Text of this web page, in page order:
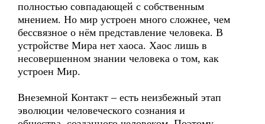
полностью совпадающей с собственным
мнением. Но мир устроен много сложнее, чем
бессвязное о нём представление человека. В
устройстве Мира нет хаоса. Хаос лишь в
несовершенном знании человека о том, как
устроен Мир.
Внеземной Контакт – есть неизбежный этап
эволюции человеческого сознания и